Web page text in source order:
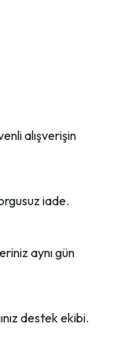
alışverişin
iade.
aynı gün
destek ekibi.